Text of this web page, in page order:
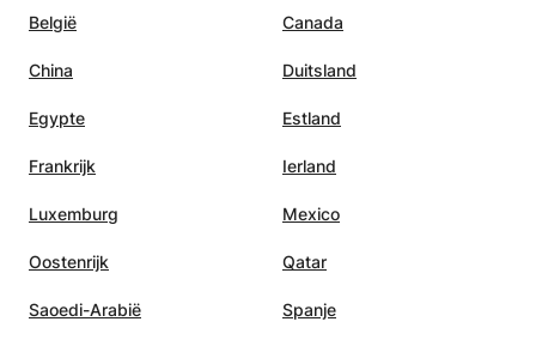
België Canada
China Duitsland
Egypte Estland
Frankrijk Ierland
Luxemburg Mexico
Oostenrijk Qatar
Saoedi-Arabië Spanje